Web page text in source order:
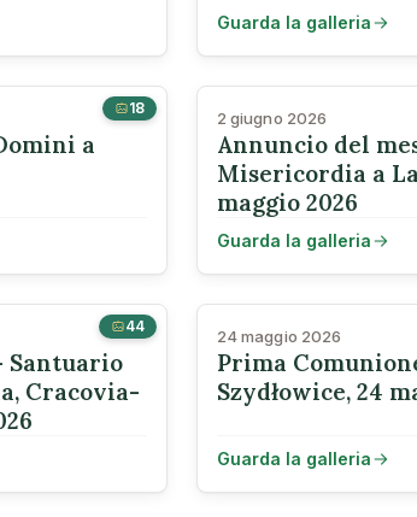
Guarda la galleria
18
a
2 giugno 2026
Annuncio del
Misericordia a
maggio 2026
Guarda la galleria
44
Santuario
Cracovia-
24 maggio 2026
Prima
Szydłowice, 24
Guarda la galleria